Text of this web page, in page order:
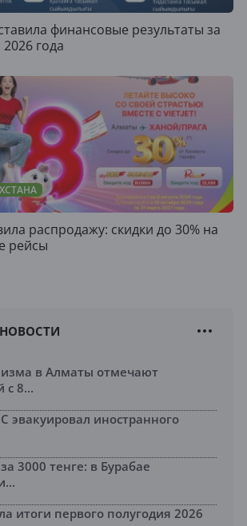
финансовые результаты за
года
распродажу: скидки до 30% на
рейсы
в Алматы отмечают
с 8...
эвакуировал иностранного
3000 тенге: в Бурабае
итоги первого полугодия 2026